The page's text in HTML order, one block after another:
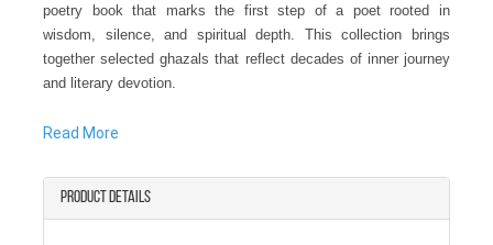
poetry book that marks the first step of a poet rooted in
wisdom, silence, and spiritual depth. This collection brings
together selected ghazals that reflect decades of inner journey
and literary devotion.
This classic Urdu poetry book presents poetry that is fluid and
yet his verses carry layers of thought, faith, and reflection. His
style feels natural and timeless, making this Urdu ghazal book
Read More
Product details